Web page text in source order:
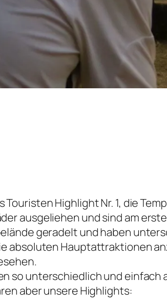
Touristen Highlight Nr. 1, die
ausgeliehen und sind am
geradelt und haben
absoluten Hauptattraktionen
so unterschiedlich und
aber unsere Highlights: